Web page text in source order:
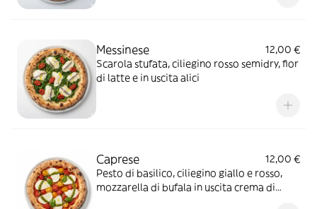
Messinese
12,00 €
Scarola stufata, ciliegino rosso semidry, fior
di latte e in uscita alici
Caprese
12,00 €
Pesto di basilico, ciliegino giallo e rosso,
mozzarella di bufala in uscita crema di